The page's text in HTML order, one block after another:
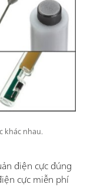
khác nhau.
điện cực đúng
cực miễn phí